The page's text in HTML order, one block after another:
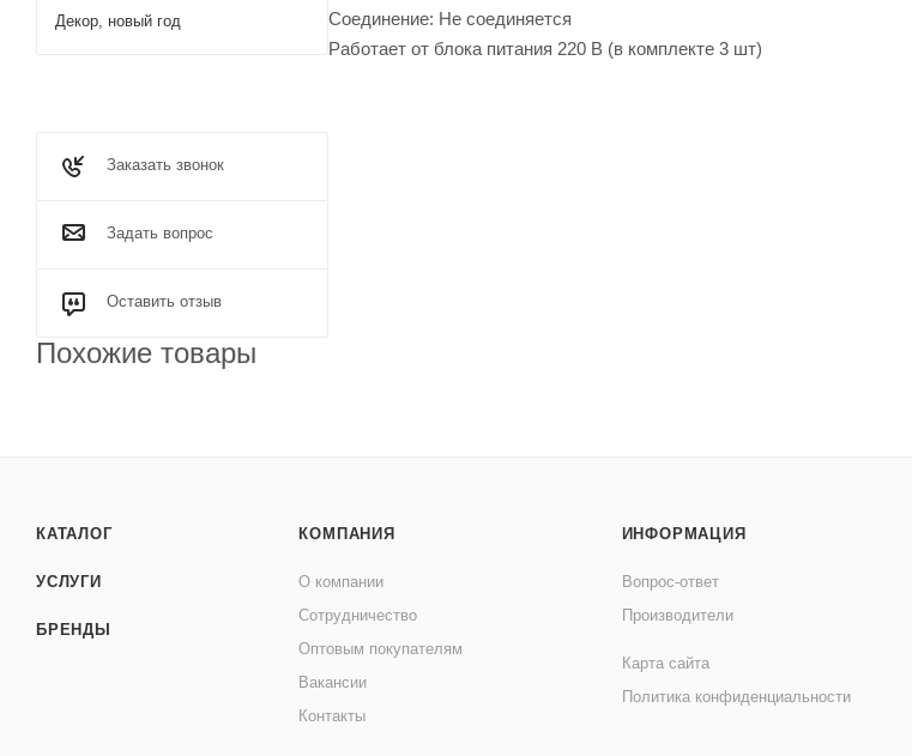
Соединение: Не соединяется
Работает от блока питания 220 В (в комплекте 3 шт)
Декор, новый год
Заказать звонок
Задать вопрос
Оставить отзыв
Похожие товары
КАТАЛОГ
УСЛУГИ
БРЕНДЫ
КОМПАНИЯ
О компании
Сотрудничество
Оптовым покупателям
Вакансии
Контакты
ИНФОРМАЦИЯ
Вопрос-ответ
Производители
Карта сайта
Политика конфиденциальности